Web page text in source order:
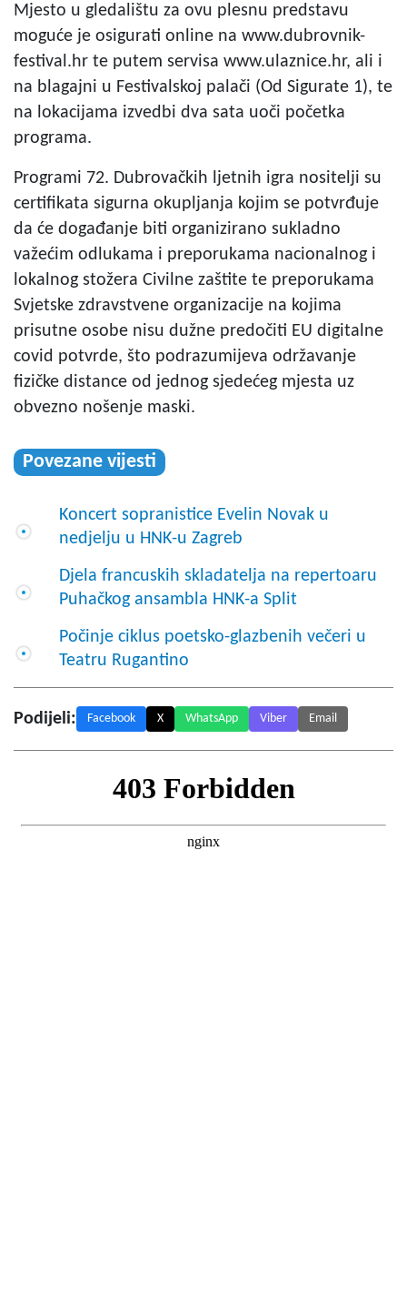
Mjesto u gledalištu za ovu plesnu predstavu
moguće je osigurati online na www.dubrovnik-
festival.hr te putem servisa www.ulaznice.hr, ali i
na blagajni u Festivalskoj palači (Od Sigurate 1), te
na lokacijama izvedbi dva sata uoči početka
programa.
Programi 72. Dubrovačkih ljetnih igra nositelji su
certifikata sigurna okupljanja kojim se potvrđuje
da će događanje biti organizirano sukladno
važećim odlukama i preporukama nacionalnog i
lokalnog stožera Civilne zaštite te preporukama
Svjetske zdravstvene organizacije na kojima
prisutne osobe nisu dužne predočiti EU digitalne
covid potvrde, što podrazumijeva održavanje
fizičke distance od jednog sjedećeg mjesta uz
obvezno nošenje maski.
Povezane vijesti
Koncert sopranistice Evelin Novak u
nedjelju u HNK-u Zagreb
Djela francuskih skladatelja na repertoaru
Puhačkog ansambla HNK-a Split
Počinje ciklus poetsko-glazbenih večeri u
Teatru Rugantino
Podijeli: Facebook X WhatsApp Viber Email